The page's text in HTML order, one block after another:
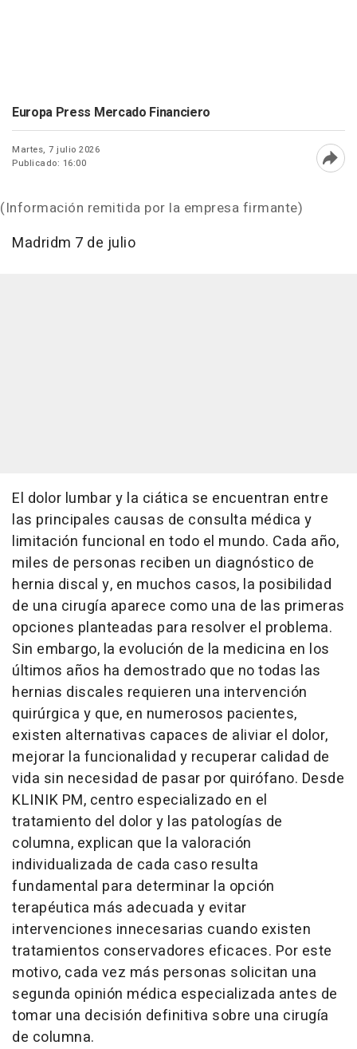
Europa Press Mercado Financiero
Martes, 7 julio 2026
Publicado: 16:00
(Información remitida por la empresa firmante)
Madridm 7 de julio
El dolor lumbar y la ciática se encuentran entre
las principales causas de consulta médica y
limitación funcional en todo el mundo. Cada año,
miles de personas reciben un diagnóstico de
hernia discal y, en muchos casos, la posibilidad
de una cirugía aparece como una de las primeras
opciones planteadas para resolver el problema.
Sin embargo, la evolución de la medicina en los
últimos años ha demostrado que no todas las
hernias discales requieren una intervención
quirúrgica y que, en numerosos pacientes,
existen alternativas capaces de aliviar el dolor,
mejorar la funcionalidad y recuperar calidad de
vida sin necesidad de pasar por quirófano. Desde
KLINIK PM, centro especializado en el
tratamiento del dolor y las patologías de
columna, explican que la valoración
individualizada de cada caso resulta
fundamental para determinar la opción
terapéutica más adecuada y evitar
intervenciones innecesarias cuando existen
tratamientos conservadores eficaces. Por este
motivo, cada vez más personas solicitan una
segunda opinión médica especializada antes de
tomar una decisión definitiva sobre una cirugía
de columna.